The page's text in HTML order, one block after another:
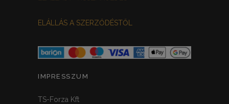
ELÁLLÁS A SZERZŐDÉSTŐL
IMPRESSZUM
TS-Forza Kft